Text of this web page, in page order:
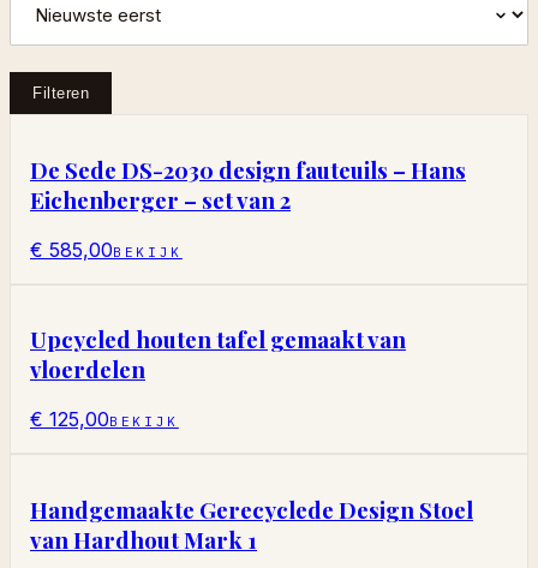
Filteren
De Sede DS-2030 design fauteuils – Hans
Eichenberger – set van 2
€ 585,00BEKIJK
Upcycled houten tafel gemaakt van
vloerdelen
€ 125,00BEKIJK
Handgemaakte Gerecyclede Design Stoel
van Hardhout Mark 1